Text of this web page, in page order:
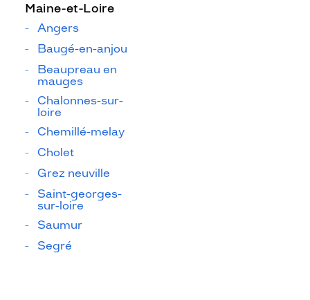
Maine-et-Loire
Angers
Baugé-en-anjou
Beaupreau en
mauges
Chalonnes-sur-
loire
Chemillé-melay
Cholet
Grez neuville
Saint-georges-
sur-loire
Saumur
Segré